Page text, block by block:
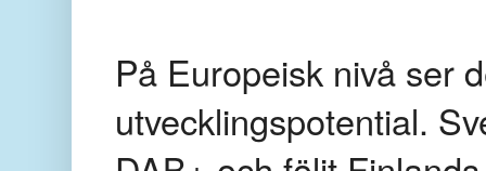
På Europeisk nivå ser
utvecklingspotential.